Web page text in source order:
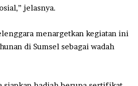
jelasnya.
menargetkan kegiatan ini
di Sumsel sebagai wadah